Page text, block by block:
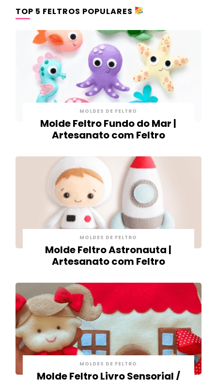
TOP 5 FELTROS POPULARES
MOLDES DE FELTRO
Molde Feltro Fundo do Mar |
Artesanato com Feltro
MOLDES DE FELTRO
Molde Feltro Astronauta |
Artesanato com Feltro
MOLDES DE FELTRO
Molde Feltro Livro Sensorial /